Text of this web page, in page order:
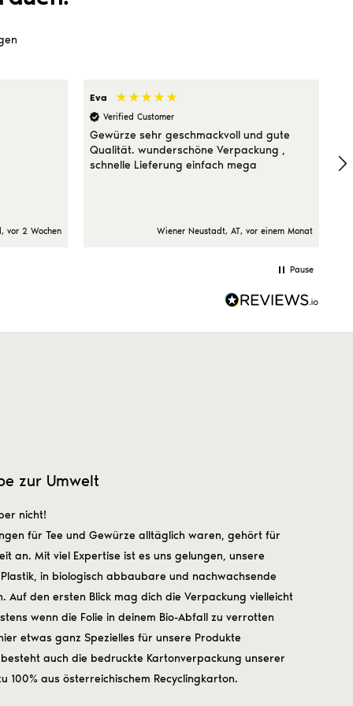
vor 2 Wochen
Eva
Verified Customer
Gewürze sehr geschmackvoll und gute
Qualität. wunderschöne Verpackung ,
schnelle Lieferung einfach mega
Wiener Neustadt, AT, vor einem Monat
Pause
zur Umwelt
nicht!
für Tee und Gewürze alltäglich waren, gehört für
an. Mit viel Expertise ist es uns gelungen, unsere
in biologisch abbaubare und nachwachsende
Auf den ersten Blick mag dich die Verpackung vielleicht
wenn die Folie in deinem Bio-Abfall zu verrotten
etwas ganz Spezielles für unsere Produkte
auch die bedruckte Kartonverpackung unserer
100% aus österreichischem Recyclingkarton.